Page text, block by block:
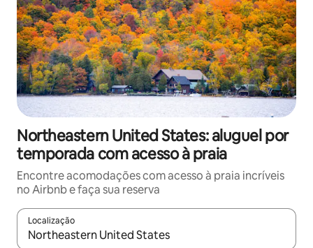
Northeastern United States: aluguel por
temporada com acesso à praia
Encontre acomodações com acesso à praia incríveis
no Airbnb e faça sua reserva
Localização
Quando os resultados estiverem disponíveis, explore-os